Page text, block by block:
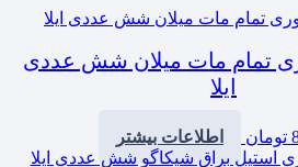
تمام مات میلان شش عددی
ایلا
تومان اطلاعات بیشتر